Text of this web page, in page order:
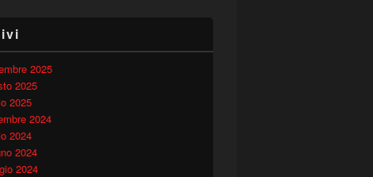
2025
2025
2025
2024
2024
2024
2024